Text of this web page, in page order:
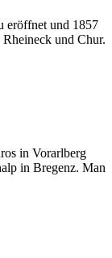
eröffnet und 1857
und Chur.
in Vorarlberg
in Bregenz. Man